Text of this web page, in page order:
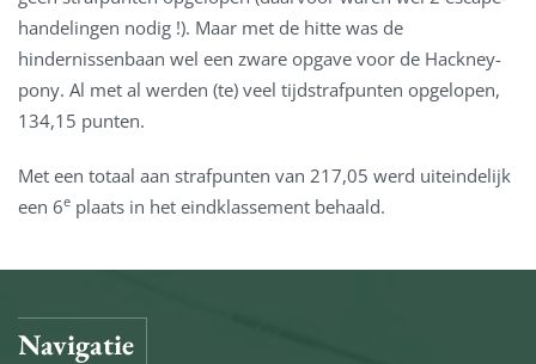
handelingen nodig !). Maar met de hitte was de
hindernissenbaan wel een zware opgave voor de Hackney-
pony. Al met al werden (te) veel tijdstrafpunten opgelopen,
134,15 punten.
Met een totaal aan strafpunten van 217,05 werd uiteindelijk
een 6e plaats in het eindklassement behaald.
Navigatie